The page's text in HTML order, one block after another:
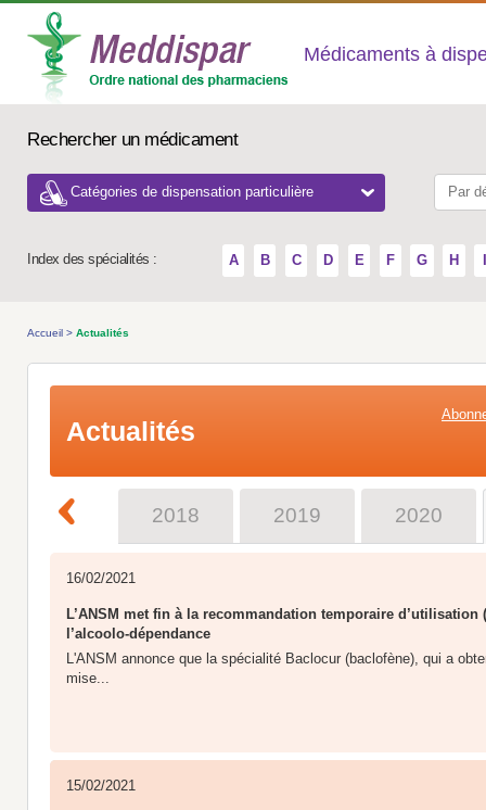
Médicaments à
Rechercher un médicament
Catégories de dispensation particulière
Index des spécialités : A B C D E F G H
Accueil > Actualités
Actualités
2017 2018 2019 2020
16/02/2021
L’ANSM met fin à la recommandation temporaire d’utilisation
l’alcoolo-dépendance
L'ANSM annonce que la spécialité Baclocur (baclofène), qui a
mise...
15/02/2021